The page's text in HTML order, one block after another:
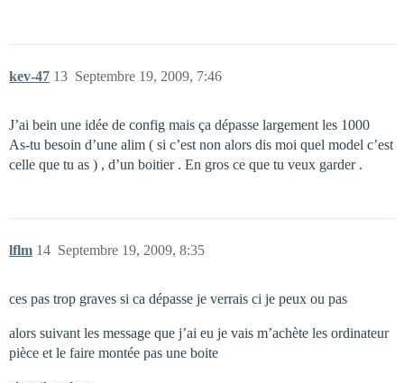
kev-47 Septembre 19, 2009, 7:46
13
J’ai bein une idée de config mais ça dépasse largement les 1000
As-tu besoin d’une alim ( si c’est non alors dis moi quel model c’est
celle que tu as ) , d’un boitier . En gros ce que tu veux garder .
lflm Septembre 19, 2009, 8:35
14
ces pas trop graves si ca dépasse je verrais ci je peux ou pas
alors suivant les message que j’ai eu je vais m’achète les ordinateur
pièce et le faire montée pas une boite